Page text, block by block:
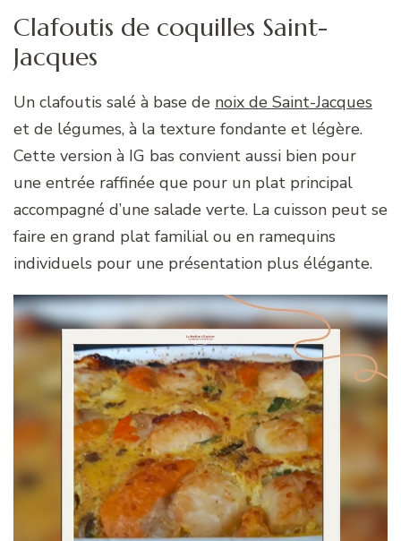
Clafoutis de coquilles Saint-
Jacques
Un clafoutis salé à base de noix de Saint-Jacques
et de légumes, à la texture fondante et légère.
Cette version à IG bas convient aussi bien pour
une entrée raffinée que pour un plat principal
accompagné d’une salade verte. La cuisson peut se
faire en grand plat familial ou en ramequins
individuels pour une présentation plus élégante.